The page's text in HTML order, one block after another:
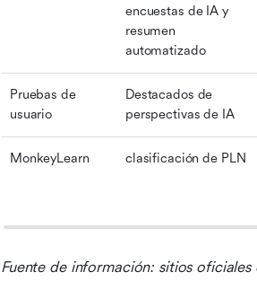
encuestas de IA y
resumen
automatizado
Pruebas de
usuario
Destacados de
perspectivas de IA
MonkeyLearn clasificación de PLN
Fuente de información: sitios oficiales